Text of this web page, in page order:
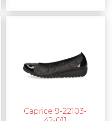
Caprice 9-22103-